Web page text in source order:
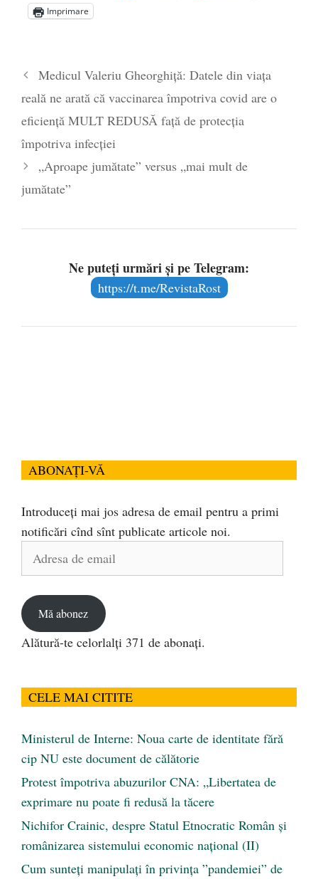
Alegeri controlate
Imprimare
Medicul Valeriu Gheorghiță: Datele din viaţa
reală ne arată că vaccinarea împotriva covid are o
eficienţă MULT REDUSĂ faţă de protecţia
împotriva infecţiei
„Aproape jumătate” versus „mai mult de
jumătate”
Ne puteți urmări și pe Telegram:
https://t.me/RevistaRost
ABONAȚI-VĂ
Introduceți mai jos adresa de email pentru a primi
notificări cînd sînt publicate articole noi.
Adresa
Mă abonez
Alătură-te celorlalți 371 de abonați.
CELE MAI CITITE
Ministerul de Interne: Noua carte de identitate fără
cip NU este document de călătorie
Protest împotriva abuzurilor CNA: „Libertatea de
exprimare nu poate fi redusă la tăcere
Nichifor Crainic, despre Statul Etnocratic Român şi
românizarea sistemului economic naţional (II)
Cum sunteți manipulați în privința ”pandemiei” de